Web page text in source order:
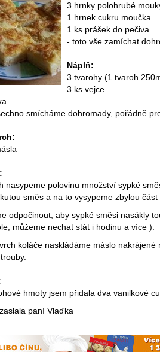
3 hrnky polohrubé
1 hrnek cukru moučka
1 ks prášek do pečiva
- toto vše zamíchat
Náplň:
3 tvarohy (1 tvaroh
3 ks vejce
smícháme dohromady, pořádně
nasypeme polovinu množství sypké
směs a na to vysypeme zbylou
odpočinout, aby sypké směsi nasákly
můžeme nechat stát i hodinu a více ).
koláče naskládáme máslo
hmoty jsem přidala dva vanilkové
paní Vlaďka